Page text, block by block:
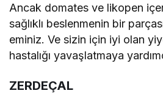
Ancak domates ve likopen
sağlıklı beslenmenin bir
eminiz. Ve sizin için iyi olan
hastalığı yavaşlatmaya
ZERDEÇAL